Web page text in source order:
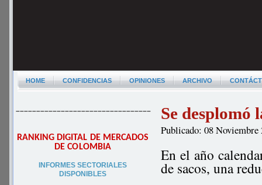
HOME CONFIDENCIAS OPINIONES ARCHIVO
–––––––––––––––––––––––––––––––––
RANKING DIGITAL DE MERCADOS
DE COLOMBIA
INFORMES SECTORIALES
DISPONIBLES
Se desplomó
Publicado: 08 Noviembre
En el año
de sacos, una